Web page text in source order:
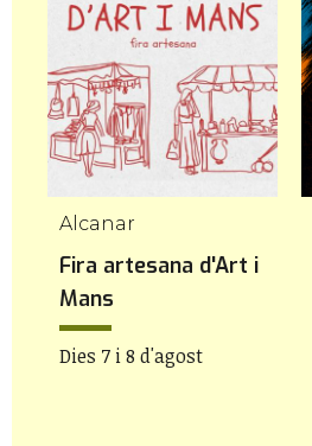
Alcanar
Fira artesana d'Art i
Mans
Dies 7 i 8 d'agost